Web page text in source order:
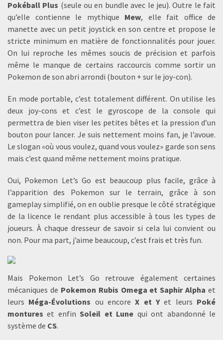
Pokéball Plus (seule ou en bundle avec le jeu). Outre le fait
qu’elle contienne le mythique Mew, elle fait office de
manette avec un petit joystick en son centre et propose le
stricte minimum en matière de fonctionnalités pour jouer.
On lui reproche les mêmes soucis de précision et parfois
même le manque de certains raccourcis comme sortir un
Pokemon de son abri arrondi (bouton + sur le joy-con).
En mode portable, c’est totalement différent. On utilise les
deux joy-cons et c’est le gyroscope de la console qui
permettra de bien viser les petites bêtes et la pression d’un
bouton pour lancer. Je suis nettement moins fan, je l’avoue.
Le slogan «où vous voulez, quand vous voulez» garde son sens
mais c’est quand même nettement moins pratique.
Oui, Pokemon Let’s Go est beaucoup plus facile, grâce à
l’apparition des Pokemon sur le terrain, grâce à son
gameplay simplifié, on en oublie presque le côté stratégique
de la licence le rendant plus accessible à tous les types de
joueurs. À chaque dresseur de savoir si cela lui convient ou
non. Pour ma part, j’aime beaucoup, c’est frais et très fun.
Mais Pokemon Let’s Go retrouve également certaines
mécaniques de Pokemon Rubis Omega et Saphir Alpha et
leurs Méga-Évolutions ou encoreX et Yet leurs Poké
montures et enfinSoleil et Lune qui ont abandonné le
système de CS.